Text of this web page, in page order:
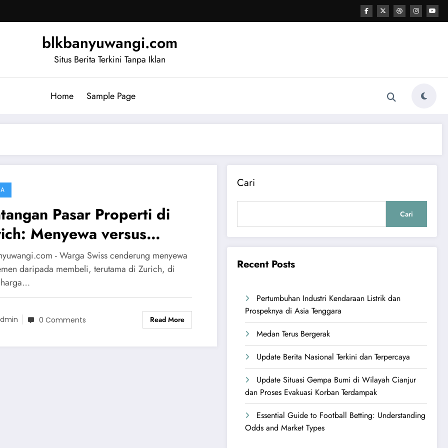
blkbanyuwangi.com
Situs Berita Terkini Tanpa Iklan
Home Sample Page
Pasar Properti di
Menyewa versus
di Swiss
- Warga Swiss cenderung menyewa
daripada membeli, terutama di Zurich, di
0 Comments Read More
Cari
Cari
Recent Posts
Pertumbuhan Industri Kendaraan Listrik dan
Prospeknya di Asia Tenggara
Medan Terus Bergerak
Update Berita Nasional Terkini dan Terpercaya
Update Situasi Gempa Bumi di Wilayah Cianjur
dan Proses Evakuasi Korban Terdampak
Essential Guide to Football Betting: Understanding
Odds and Market Types